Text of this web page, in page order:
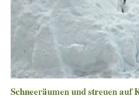
Schneeräumen und streuen auf